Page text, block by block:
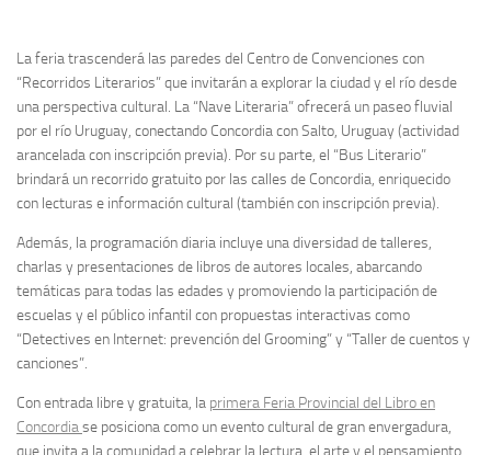
La feria trascenderá las paredes del Centro de Convenciones con
“Recorridos Literarios” que invitarán a explorar la ciudad y el río desde
una perspectiva cultural. La “Nave Literaria” ofrecerá un paseo fluvial
por el río Uruguay, conectando Concordia con Salto, Uruguay (actividad
arancelada con inscripción previa). Por su parte, el “Bus Literario”
brindará un recorrido gratuito por las calles de Concordia, enriquecido
con lecturas e información cultural (también con inscripción previa).
Además, la programación diaria incluye una diversidad de talleres,
charlas y presentaciones de libros de autores locales, abarcando
temáticas para todas las edades y promoviendo la participación de
escuelas y el público infantil con propuestas interactivas como
“Detectives en Internet: prevención del Grooming” y “Taller de cuentos y
canciones”.
Con entrada libre y gratuita, la primera Feria Provincial del Libro en
Concordiase posiciona como un evento cultural de gran envergadura,
que invita a la comunidad a celebrar la lectura, el arte y el pensamiento